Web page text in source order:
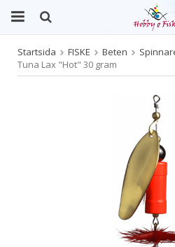
Produkten har blivit
Startsida FISKE Beten
Tuna Lax "Hot" 30 gram